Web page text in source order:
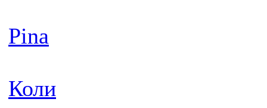
Pina
Коли